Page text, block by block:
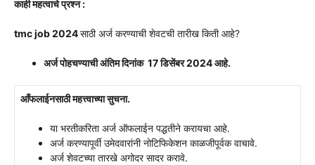
काही महत्वाचे प्रश्न :
tmc job 2024साठी अर्ज करण्याची शेवटची तारीख किती आहे?
अर्ज पोहचण्याची अंतिम दिनांक 17 डिसेंबर 2024 आहे.
आँफलाईनसाठी महत्त्वाच्या सुचना.
या भरतीकरिता अर्ज ऑफलाईन पद्धतीने करायचा आहे.
अर्ज करण्यापूर्वी उमेदवारांनी नोटिफिकेशन काळजीपूर्वक वाचावे.
अर्ज शेवटच्या तारखे अगोदर सादर करावे.